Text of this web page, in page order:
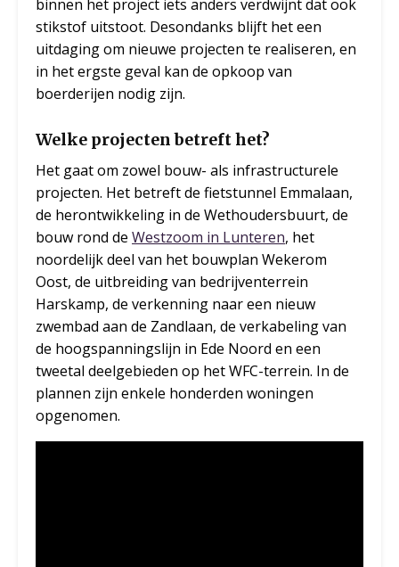
binnen het project iets anders verdwijnt dat ook
stikstof uitstoot. Desondanks blijft het een
uitdaging om nieuwe projecten te realiseren, en
in het ergste geval kan de opkoop van
boerderijen nodig zijn.
Welke projecten betreft het?
Het gaat om zowel bouw- als infrastructurele
projecten. Het betreft de fietstunnel Emmalaan,
de herontwikkeling in de Wethoudersbuurt, de
bouw rond de Westzoom in Lunteren, het
noordelijk deel van het bouwplan Wekerom
Oost, de uitbreiding van bedrijventerrein
Harskamp, de verkenning naar een nieuw
zwembad aan de Zandlaan, de verkabeling van
de hoogspanningslijn in Ede Noord en een
tweetal deelgebieden op het WFC-terrein. In de
plannen zijn enkele honderden woningen
opgenomen.